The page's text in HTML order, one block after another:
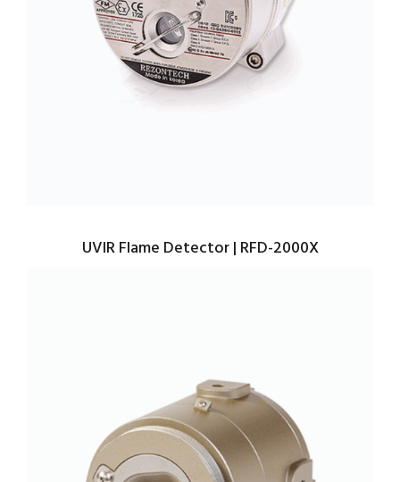
UVIR Flame Detector | RFD-2000X